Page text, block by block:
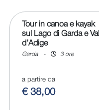
Tour in canoa e kayak
sul Lago di Garda e Val
d’Adige
Garda - 3 ore
a partire da
€ 38,00